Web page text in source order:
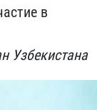
в
Узбекистана